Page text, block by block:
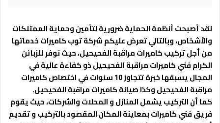
لقد أصبحت أنظمة الحماية ضرورية لتأمين وحماية الممتلكات
والأشخاص، وبالتالي تعرض عليكم شركة توب كاميرات خدماتها
من أجل تركيب كاميرات مراقبة الفحيحيل، حيث نوفر للزبائن
الكرام فني كاميرات مراقبة الفحيحيل ذو كفاءة عالية في
المجال يسبقها خبرة تتجاوز 10 سنوات في اختصاص كاميرات
مراقبة الفحيحيل وكذا صيانة كاميرات مراقبة الفحيحيل.
كما أن التركيب يشمل المنازل و المحلات والشركات، حيث يقوم
فريق فني كاميرات بمعاينة المكان المقصود بالتركيب و تقديم